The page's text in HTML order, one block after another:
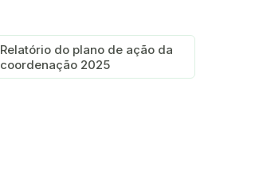
Relatório do plano de ação da
coordenação 2025